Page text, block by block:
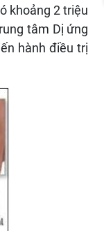
khoảng 2 triệu
tâm Dị ứng
hành điều trị